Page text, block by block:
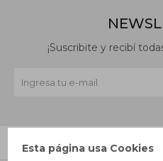
Esta página usa Cookies
CONTACTO
¡Suscribite y recibí